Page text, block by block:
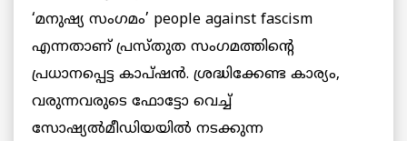
‘മനുഷ്യ സംഗമം’ people against fascism
എന്നതാണ് പ്രസ്തുത സംഗമത്തിന്റെ
പ്രധാനപ്പെട്ട കാപ്ഷന്‍. ശ്രദ്ധിക്കേണ്ട കാര്യം,
വരുന്നവരുടെ ഫോട്ടോ വെച്ച്
സോഷ്യല്‍മീഡിയയില്‍ നടക്കുന്ന